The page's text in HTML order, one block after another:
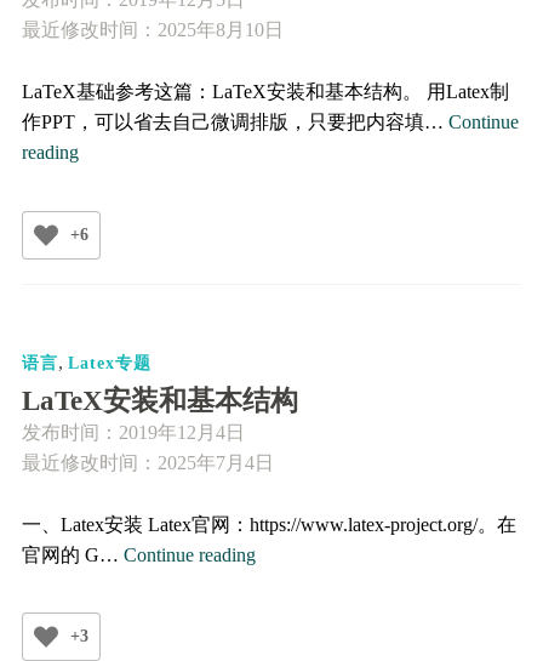
最近修改时间：2025年8月10日
LaTeX基础参考这篇：LaTeX安装和基本结构。 用Latex制
作PPT，可以省去自己微调排版，只要把内容填… Continue
reading用
制
作
+6
语言, Latex专题
LaTeX安装和基本结构
发布时间： 2019年12月4日
最近修改时间：2025年7月4日
一、Latex安装 Latex官网：https://www.latex-project.org/。在
官网的 G… Continue readingLaTeX
+3